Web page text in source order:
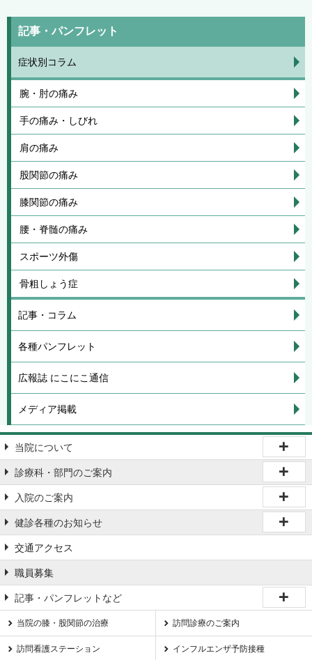
記事・パンフレット
症状別コラム
腕・肘の痛み
手の痛み・しびれ
肩の痛み
股関節の痛み
膝関節の痛み
腰・脊髄の痛み
スポーツ外傷
骨粗しょう症
記事・コラム
各種パンフレット
広報誌 にこにこ通信
メディア掲載
当院について
診療科・部門のご案内
入院のご案内
健診各種のお知らせ
交通アクセス
職員募集
記事・パンフレットなど
当院の膝・股関節の治療 訪問診療のご案内
訪問看護ステーション インフルエンザ予防接種